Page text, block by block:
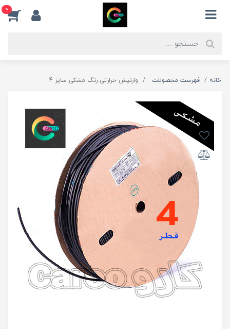
0
خانه فهرست محصولات وارنیش حرارتی رنگ مشکی سایز 4